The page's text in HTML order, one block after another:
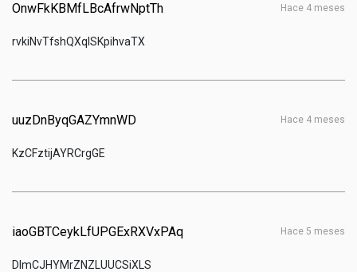
hace 4 meses
OnwFkKBMfLBcAfrwNptTh
rvkiNvTfshQXqISKpihvaTX
hace 4 meses
uuzDnByqGAZYmnWD
KzCFztijAYRCrgGE
hace 5 meses
iaoGBTCeykLfUPGExRXVxPAq
DImCJHYMrZNZLUUCSiXLS